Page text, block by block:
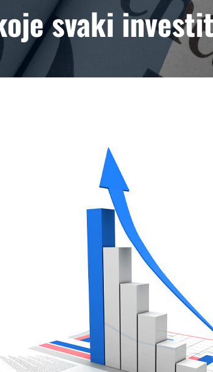
svaki